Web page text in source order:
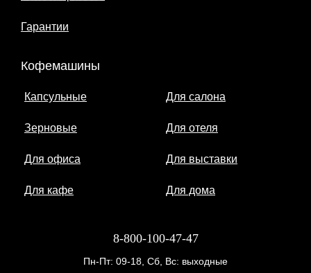
Гарантии
Кофемашины
Капсульные
Зерновые
Для офиса
Для кафе
Для салона
Для отеля
Для выставки
Для дома
8-800-100-47-47
Пн-Пт: 09-18, Сб, Вс: выходные